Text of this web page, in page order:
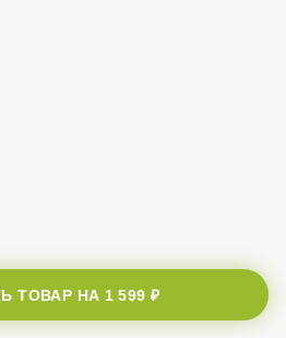
ТОВАР НА 1 599 ₽